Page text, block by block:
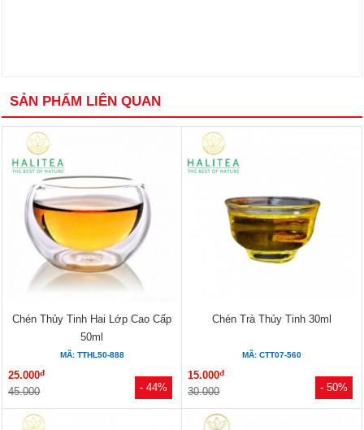
SẢN PHẨM LIÊN QUAN
- 44%
Chén Thủy Tinh Hai Lớp Cao Cấp
50ml
MÃ: TTHL50-888
25.000đ
45.000 - 50%
Chén Trà Thủy Tinh 30ml
MÃ: CTT07-560
15.000đ
30.000